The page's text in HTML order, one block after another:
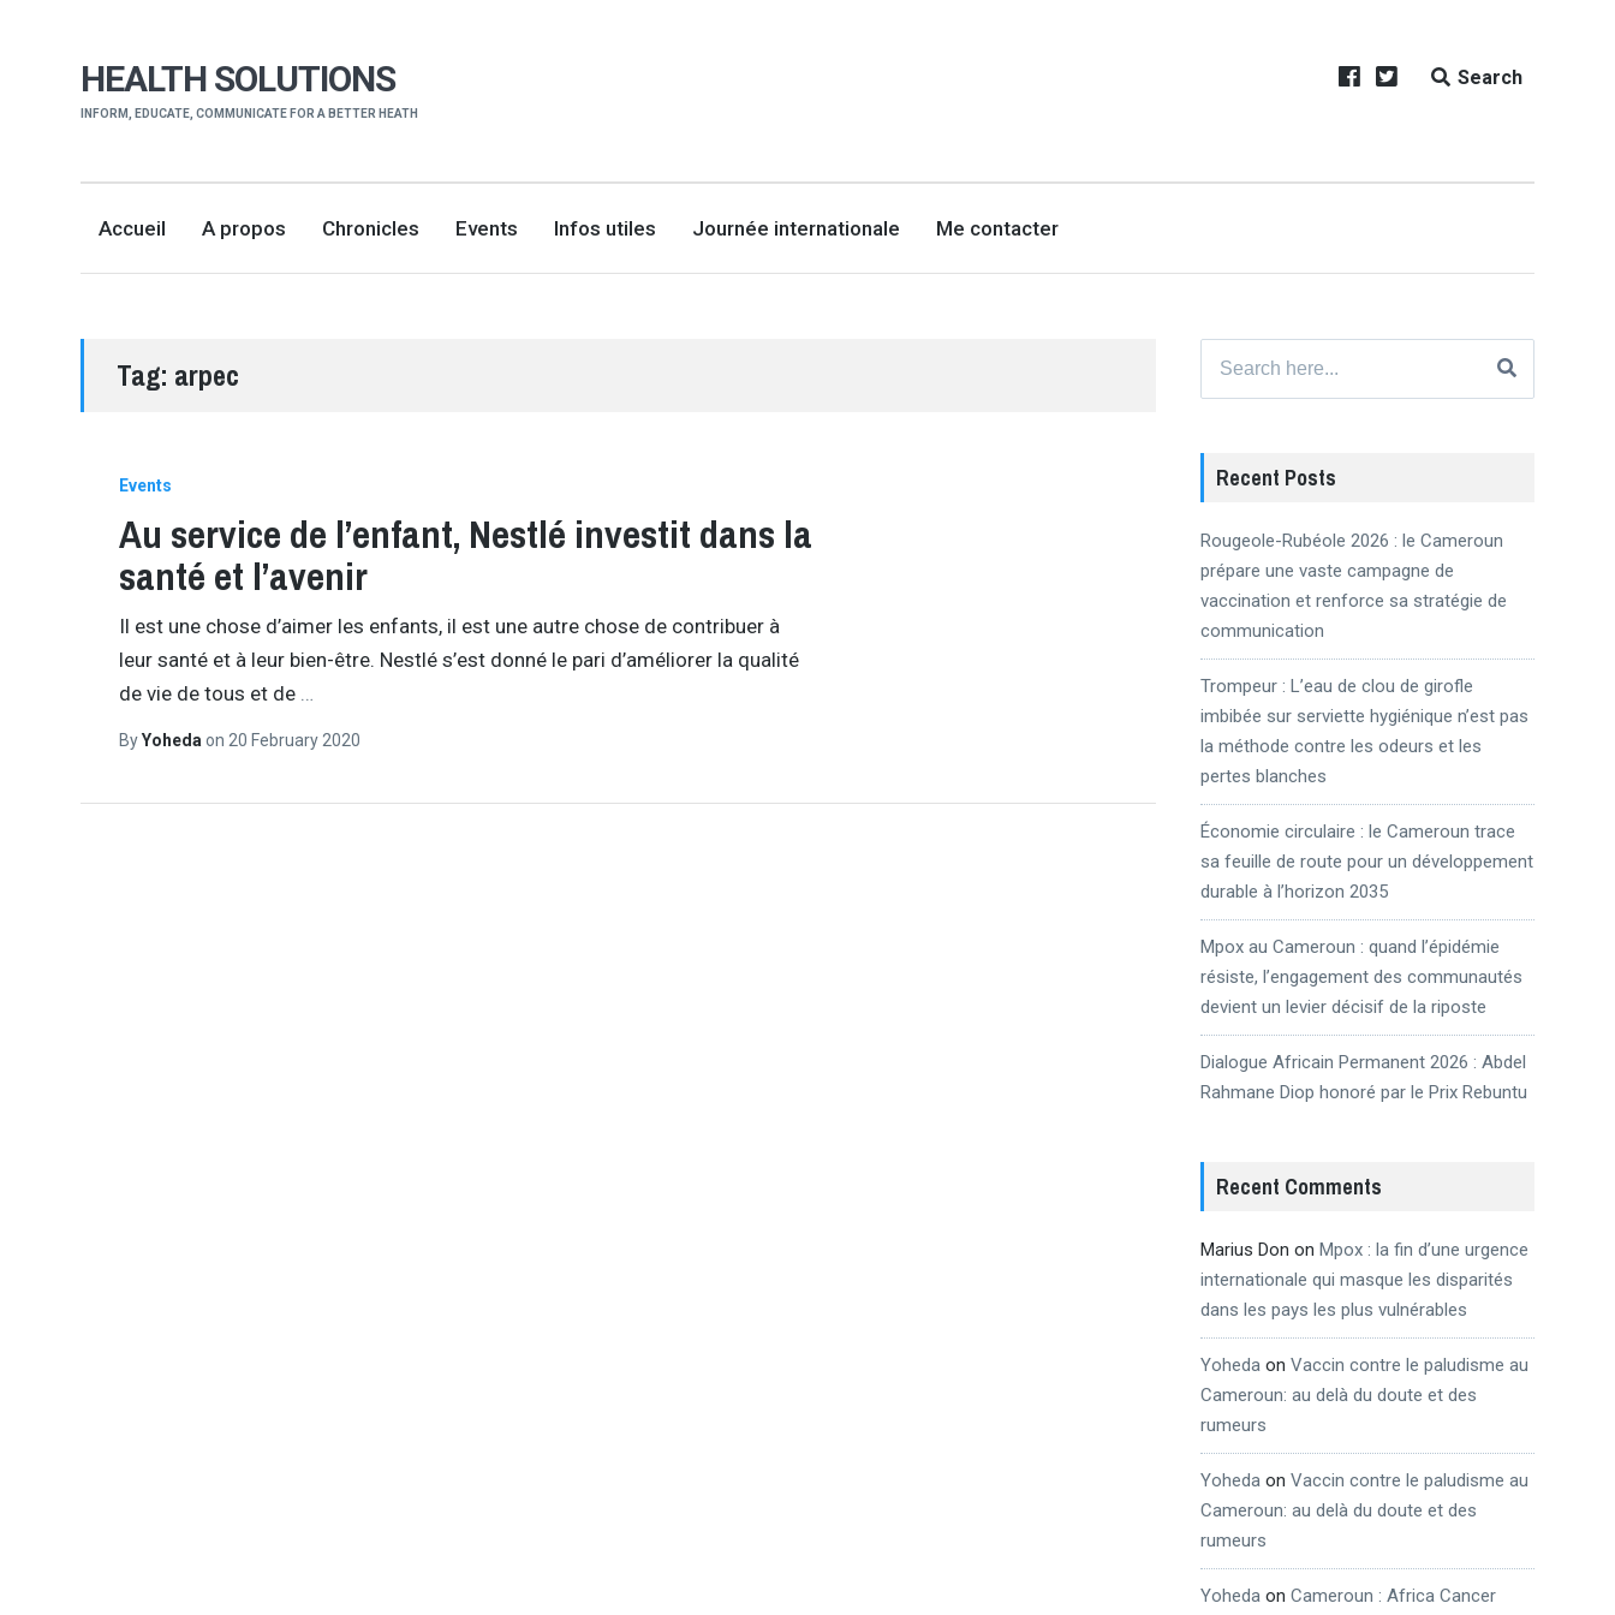
HEALTH SOLUTIONS
INFORM, EDUCATE, COMMUNICATE FOR A BETTER HEATH
Search
Accueil A propos Chronicles Events Infos utiles Journée internationale Me contacter
Tag: arpec
Events
Au service de l’enfant, Nestlé investit dans la
santé et l’avenir
Il est une chose d’aimer les enfants, il est une autre chose de contribuer à
leur santé et à leur bien-être. Nestlé s’est donné le pari d’améliorer la qualité
de vie de tous et de …
By Yoheda on 20 February 2020
for:
Recent Posts
Rougeole-Rubéole 2026 : le Cameroun
prépare une vaste campagne de
vaccination et renforce sa stratégie de
communication
Trompeur : L’eau de clou de girofle
imbibée sur serviette hygiénique n’est pas
la méthode contre les odeurs et les
pertes blanches
Économie circulaire : le Cameroun trace
sa feuille de route pour un développement
durable à l’horizon 2035
Mpox au Cameroun : quand l’épidémie
résiste, l’engagement des communautés
devient un levier décisif de la riposte
Dialogue Africain Permanent 2026 : Abdel
Rahmane Diop honoré par le Prix Rebuntu
Recent Comments
Marius Don on Mpox : la fin d’une urgence
internationale qui masque les disparités
dans les pays les plus vulnérables
Yoheda on Vaccin contre le paludisme au
Cameroun: au delà du doute et des
rumeurs
Yoheda on Vaccin contre le paludisme au
Cameroun: au delà du doute et des
rumeurs
Yoheda on Cameroun : Africa Cancer